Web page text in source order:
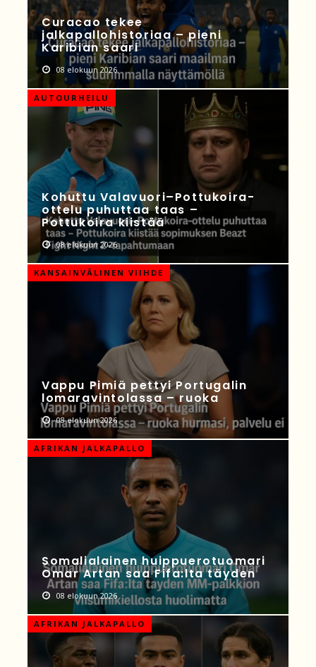
Curacao tekee
jalkapallohistoriaa – pieni
Karibian saari
08 elokuun 2026
AUTOURHEILU
Kohuttu Valavuori–Pottukoira-
ottelu puhuttaa taas –
Pottukoira kiistää
08 elokuun 2026
KANSAINVÄLINEN VIIHDE
Vappu Pimiä pettyi Portugalin
lomaravintolassa – ruoka
08 elokuun 2026
AFRIKAN JALKAPALLO
Somalialainen huippuerotuomari
Omar Artan saa Fifa:lta täyden
08 elokuun 2026
AFRIKAN JALKAPALLO